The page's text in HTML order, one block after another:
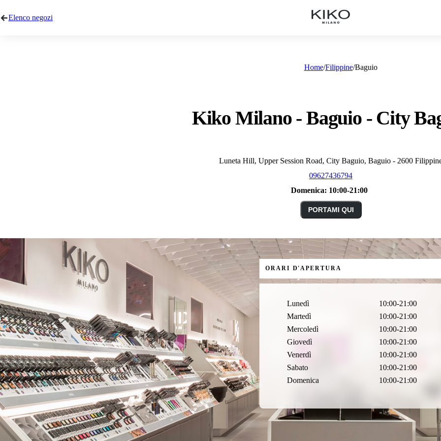
Elenco negozi
Home Filippine Baguio
Kiko Milano - Baguio - City
Luneta Hill, Upper Session Road, City Baguio, Baguio - 2600
09627436794
Domenica: 10:00-21:00
PORTAMI QUI
ORARI D'APERTURA
Lunedì
10:00-21:00
Martedì
10:00-21:00
Mercoledì
10:00-21:00
Giovedì
10:00-21:00
Venerdì
10:00-21:00
Sabato
10:00-21:00
Domenica
10:00-21:00